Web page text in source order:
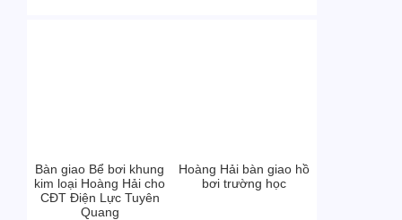
Bàn giao Bể bơi khung
kim loại Hoàng Hải cho
CĐT Điện Lực Tuyên
Quang
Hoàng Hải bàn giao hồ
bơi trường học